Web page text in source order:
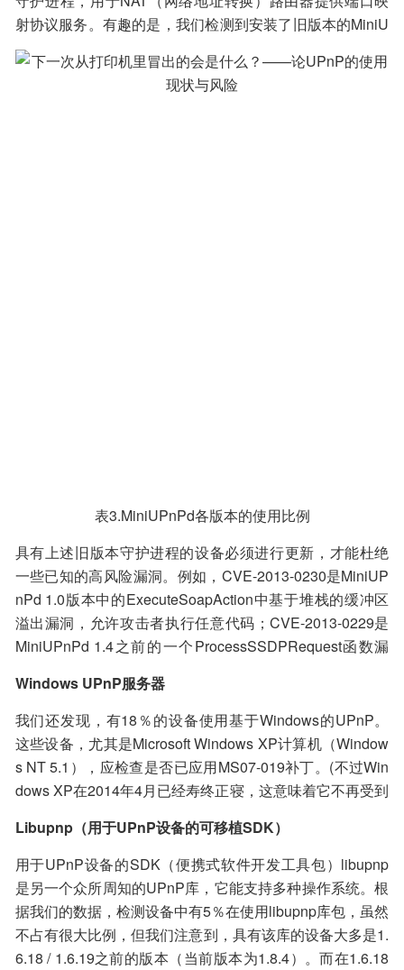
射协议服务。有趣的是，我们检测到安装了旧版本的MiniU
PnPd的设备中，有24%在使用MiniUPnPd 1.0, 30%在使用
MiniUPnPd 1.6，只有5%的设备使用MiniUPnPd 2.x版本
(miniupnpd 2.1是最新版本)。
表3.MiniUPnPd各版本的使用比例
具有上述旧版本守护进程的设备必须进行更新，才能杜绝
一些已知的高风险漏洞。例如，CVE-2013-0230是MiniUP
nPd 1.0版本中的ExecuteSoapAction中基于堆栈的缓冲区
溢出漏洞，允许攻击者执行任意代码；CVE-2013-0229是
MiniUPnPd 1.4之前的一个ProcessSSDPRequest函数漏
拒绝服务(DoS)；CVE-2017-1000494是MiniUPnPd 2.0版
本之前的一个未初始化的堆栈变量漏洞，它允许攻击者发
起DoS攻击(分段错误和内存损坏)。
Windows UPnP服务器
我们还发现，有18％的设备使用基于Windows的UPnP。
这些设备，尤其是Microsoft Windows XP计算机（Window
s NT 5.1），应检查是否已应用MS07-019补丁。(不过Win
dows XP在2014年4月已经寿终正寝，这意味着它不再受到
带的UPnP功能是开箱即用的，而该补丁能解决UPnP内存
损坏漏洞CVE-2007-1204，（此漏洞允许远程攻击者在本
地服务帐户上下文中运行任意代码）。
Libupnp（用于UPnP设备的可移植SDK）
用于UPnP设备的SDK（便携式软件开发工具包）libupnp
是另一个众所周知的UPnP库，它能支持多种操作系统。根
据我们的数据，检测设备中有5％在使用libupnp库包，虽然
不占有很大比例，但我们注意到，具有该库的设备大多是1.
6.18 / 1.6.19之前的版本（当前版本为1.8.4）。而在1.6.18